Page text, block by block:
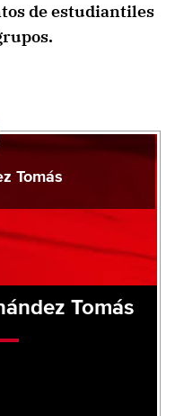
de estudiantiles
Tomás
Tomás